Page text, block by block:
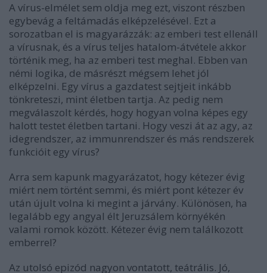
A vírus-elmélet sem oldja meg ezt, viszont részben
egybevág a feltámadás elképzelésével. Ezt a
sorozatban el is magyarázzák: az emberi test ellenáll
a vírusnak, és a vírus teljes hatalom-átvétele akkor
történik meg, ha az emberi test meghal. Ebben van
némi logika, de másrészt mégsem lehet jól
elképzelni. Egy vírus a gazdatest sejtjeit inkább
tönkreteszi, mint életben tartja. Az pedig nem
megválaszolt kérdés, hogy hogyan volna képes egy
halott testet életben tartani. Hogy veszi át az agy, az
idegrendszer, az immunrendszer és más rendszerek
funkcióit egy vírus?
Arra sem kapunk magyarázatot, hogy kétezer évig
miért nem történt semmi, és miért pont kétezer év
után újult volna ki megint a járvány. Különösen, ha
legalább egy angyal élt Jeruzsálem környékén
valami romok között. Kétezer évig nem találkozott
emberrel?
Az utolsó epizód nagyon vontatott, teátrális. Jó,